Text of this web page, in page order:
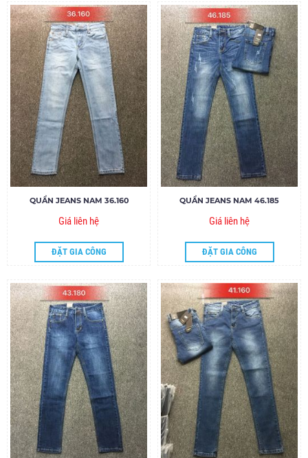
QUẦN JEANS NAM 36.160
Giá liên hệ
ĐẶT GIA CÔNG
QUẦN JEANS NAM 46.185
Giá liên hệ
ĐẶT GIA CÔNG